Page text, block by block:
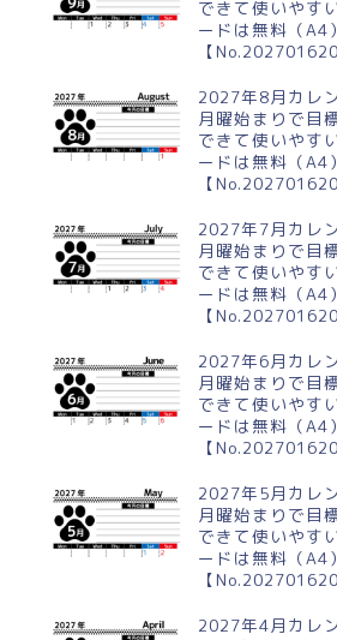
できて使いやす
ードは無料（A4）
【
2027年8月カレ
月曜始まりで目
できて使いやす
ードは無料（A4）
【
2027年7月カレ
月曜始まりで目
できて使いやす
ードは無料（A4）
【
2027年6月カレ
月曜始まりで目
できて使いやす
ードは無料（A4）
【
2027年5月カレ
月曜始まりで目
できて使いやす
ードは無料（A4）
【
2027年4月カレ